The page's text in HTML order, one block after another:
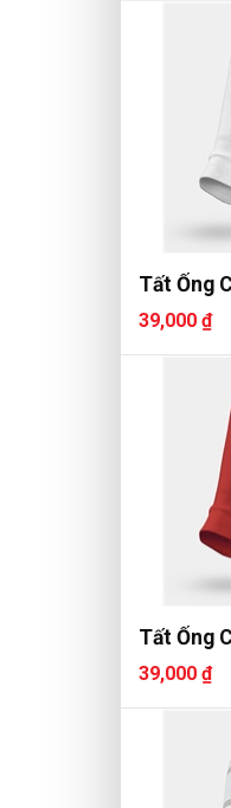
Tất Ống
39,000 ₫
Tất Ống
39,000 ₫